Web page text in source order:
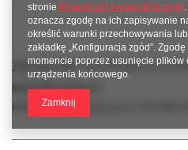
789 221 795
www.facebook.com/
sklep@karoline.pl
KAROline,Ekologiczna 2
stronie Prywatność i warunki Google
oznacza zgodę na ich zapisywanie
określić warunki przechowywania
zakładkę „Konfiguracja zgód”.
momencie poprzez usunięcie
urządzenia końcowego.
Zamknij